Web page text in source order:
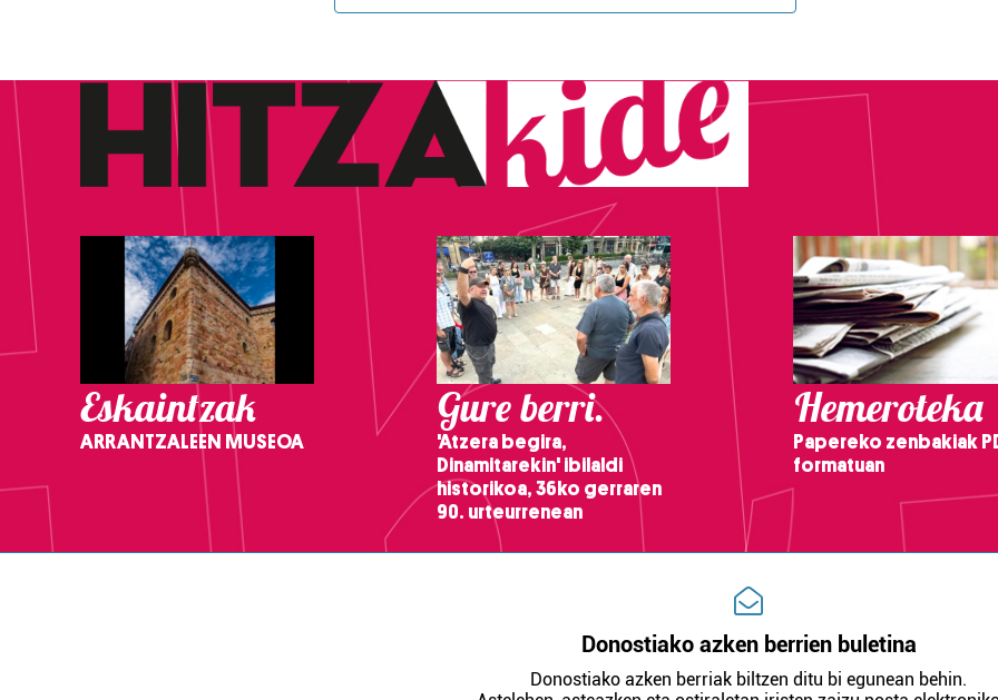
Eskaintzak
ARRANTZALEEN MUSEOA
Gure berri.
'Atzera begira,
Dinamitarekin' ibilaldi
historikoa, 36ko gerraren
90. urteurrenean
Hemeroteka
Papereko zenbakiak
formatuan
Donostiako azken berrien buletina
Donostiako azken berriak biltzen ditu bi egunean behin.